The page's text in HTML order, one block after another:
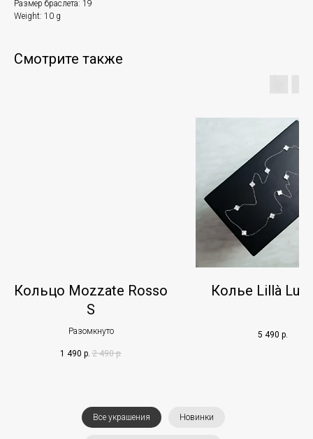
Размер браслета: 19
Weight: 10 g
Смотрите также
Кольцо Mozzate Rosso
S
Разомкнуто
1 490 р. 2 490 р.
Колье Lillà
5 490 р.
Все украшения Новинки